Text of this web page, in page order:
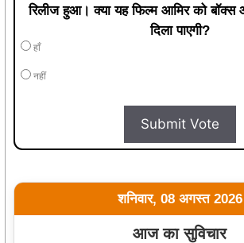
रिलीज हुआ। क्या यह फिल्म आमिर को
दिला पाएगी?
हाँ
नहीं
Submit Vote
शनिवार, 08 अगस्त 2026
आज का सुविचार